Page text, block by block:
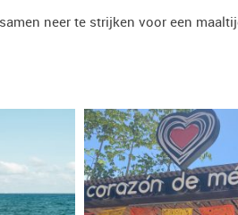
neer te strijken voor een